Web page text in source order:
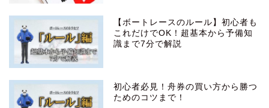
【ボートレースのルール】初心者も
これだけでOK！超基本から予備知
識まで7分で解説
初心者必見！舟券の買い方から勝つ
ためのコツまで！